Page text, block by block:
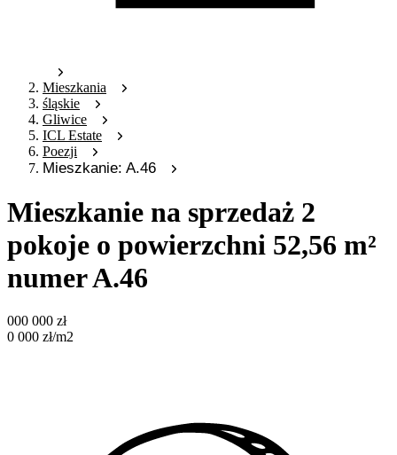
Mieszkania
śląskie
Gliwice
ICL Estate
Poezji
Mieszkanie: A.46
Mieszkanie na sprzedaż 2
pokoje o powierzchni 52,56 m²
numer A.46
000 000 zł
0 000 zł/m2